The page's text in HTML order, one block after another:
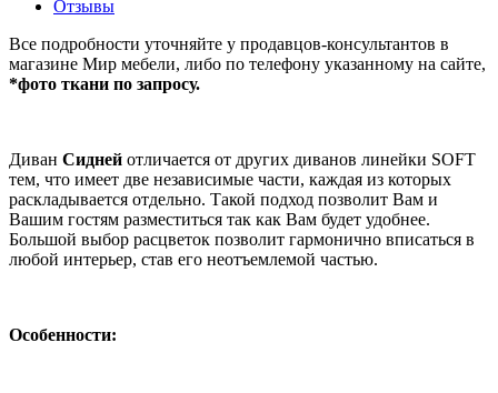
Отзывы
Все подробности уточняйте у продавцов-консультантов в
магазине Мир мебели, либо по телефону указанному на сайте,
*фото ткани по запросу.
Диван Сидней отличается от других диванов линейки SOFT
тем, что имеет две независимые части, каждая из которых
раскладывается отдельно. Такой подход позволит Вам и
Вашим гостям разместиться так как Вам будет удобнее.
Большой выбор расцветок позволит гармонично вписаться в
любой интерьер, став его неотъемлемой частью.
Особенности: